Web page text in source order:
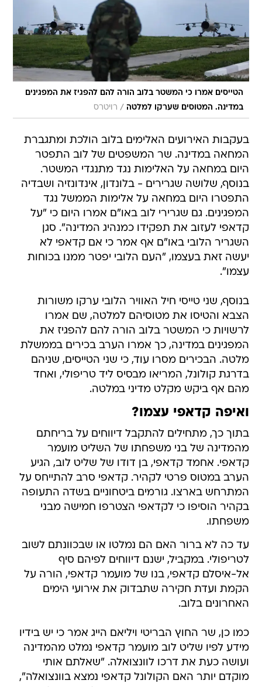
הטייסים אמרו כי המשטר בלוב הורה להם להפגיז את המפגינים
במדינה. המטוסים שערקו למלטה / רויטרס
בעקבות האירועים האלימים בלוב הולכת ומתגברת
המחאה במדינה. שר המשפטים של לוב התפטר
היום במחאה על האלימות נגד מתנגדי המשטר.
בנוסף, שלושה שגרירים - בלונדון, אינדונזיה ושבדיה
התפטרו היום במחאה על אלימות הממשל נגד
המפגינים. גם שגרירי לוב באו"ם אמרו היום כי "על
קדאפי לעזוב את תפקידו כמנהיג המדינה". סגן
השגריר הלובי באו"ם אף אמר כי אם קדאפי לא
יעשה זאת בעצמו, "העם הלובי יפטר ממנו בכוחות
עצמו".
בנוסף, שני טייסי חיל האוויר הלובי ערקו משורות
הצבא והטיסו את מטוסיהם למלטה, שם אמרו
לרשויות כי המשטר בלוב הורה להם להפגיז את
המפגינים במדינה, כך אמרו הערב בכירים בממשלת
מלטה. הבכירים מסרו עוד, כי שני הטייסים, שניהם
בדרגת קולונל, המריאו מבסיס ליד טריפולי, ואחד
מהם אף ביקש מקלט מדיני במלטה.
ואיפה קדאפי עצמו?
בתוך כך, מתחילים להתקבל דיווחים על בריחתם
מהמדינה של בני משפחתו של השליט מועמר
קדאפי. אחמד קדאפי, בן דודו של שליט לוב, הגיע
הערב במטוס פרטי לקהיר. קדאפי סרב להתייחס על
המתרחש בארצו. גורמים ביטחוניים בשדה התעופה
בקהיר הוסיפו כי לקדאפי הצטרפו חמישה מבני
משפחתו.
עד כה לא ברור האם הם נמלטו או שבכוונתם לשוב
לטריפולי. במקביל, ישנם דיווחים לפיהם סיף
אל-איסלם קדאפי, בנו של מועמר קדאפי, הורה על
הקמת ועדת חקירה שתבדוק את אירועי הימים
האחרונים בלוב.
כמו כן, שר החוץ הבריטי ויליאם הייג אמר כי יש בידיו
מידע לפיו שליט לוב מועמר קדאפי נמלט מהמדינה
ועושה כעת את דרכו לוונצואלה. "שאלתם אותי
מוקדם יותר האם הקולונל קדאפי נמצא בוונצואלה",